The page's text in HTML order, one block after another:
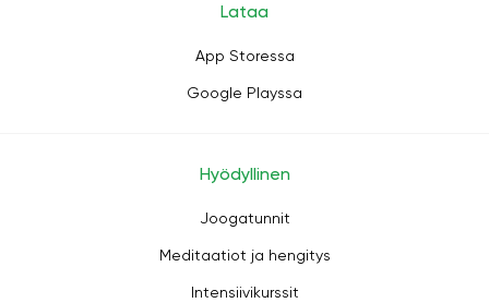
Lataa
App Storessa
Google Playssa
Hyödyllinen
Joogatunnit
Meditaatiot ja hengitys
Intensiivikurssit